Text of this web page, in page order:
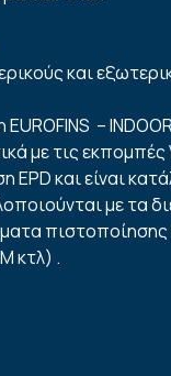
και
–
με τις
EPD και είναι
με τα
κτλ) .